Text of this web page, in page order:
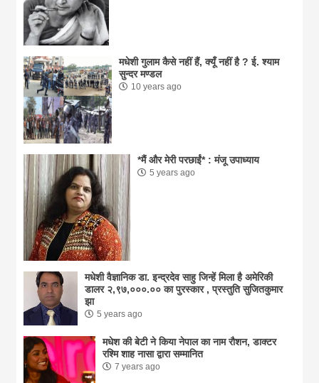
मधेशी गुलाम कैसे नहीं हैं, क्यूँ नहीं है ? ई. श्याम
सुन्दर मण्डल
10 years ago
*मैं और मेरी परछाईं* : मंजू उपाध्याय
5 years ago
मधेशी वैज्ञानिक डा. इन्द्रदेव साहु जिन्हें मिला है अमेरिकी
डालर २,९७,०००.०० का पुरस्कार , प्रस्तुति सुजितकुमार
झा
5 years ago
मधेश की बेटी ने किया नेपाल का नाम राैशन, डाक्टर
रश्मि शाह नासा द्वारा सम्मानित
7 years ago